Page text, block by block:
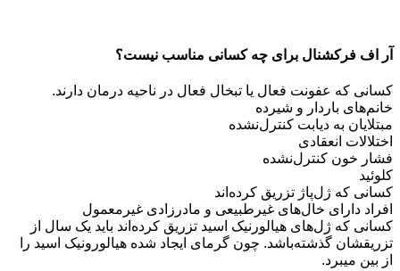
آر اف فرکشنال برای چه کسانی مناسب نیست؟
کسانی که عفونت فعال یا تبخال فعال در ناحیه درمان دارند.
خانم‌های باردار و شیرده
مبتلایان به دیابت کنترل‌نشده
اختلالات انعقادی
فشار خون کنترل‌نشده
کلوئید
کسانی که ژل‌پاژ تزریق کرده‌اند
افراد دارای خال‌های غیرطبیعی و مادرزادی غیرمعمول
کسانی که ژل‌های هیالورنیک اسید تزریق کرده‌اند باید یک سال از
تزریقشان گذشته‌باشد. چون گرمای ایجاد شده هیالورونیک اسید را
از بین میبرد.